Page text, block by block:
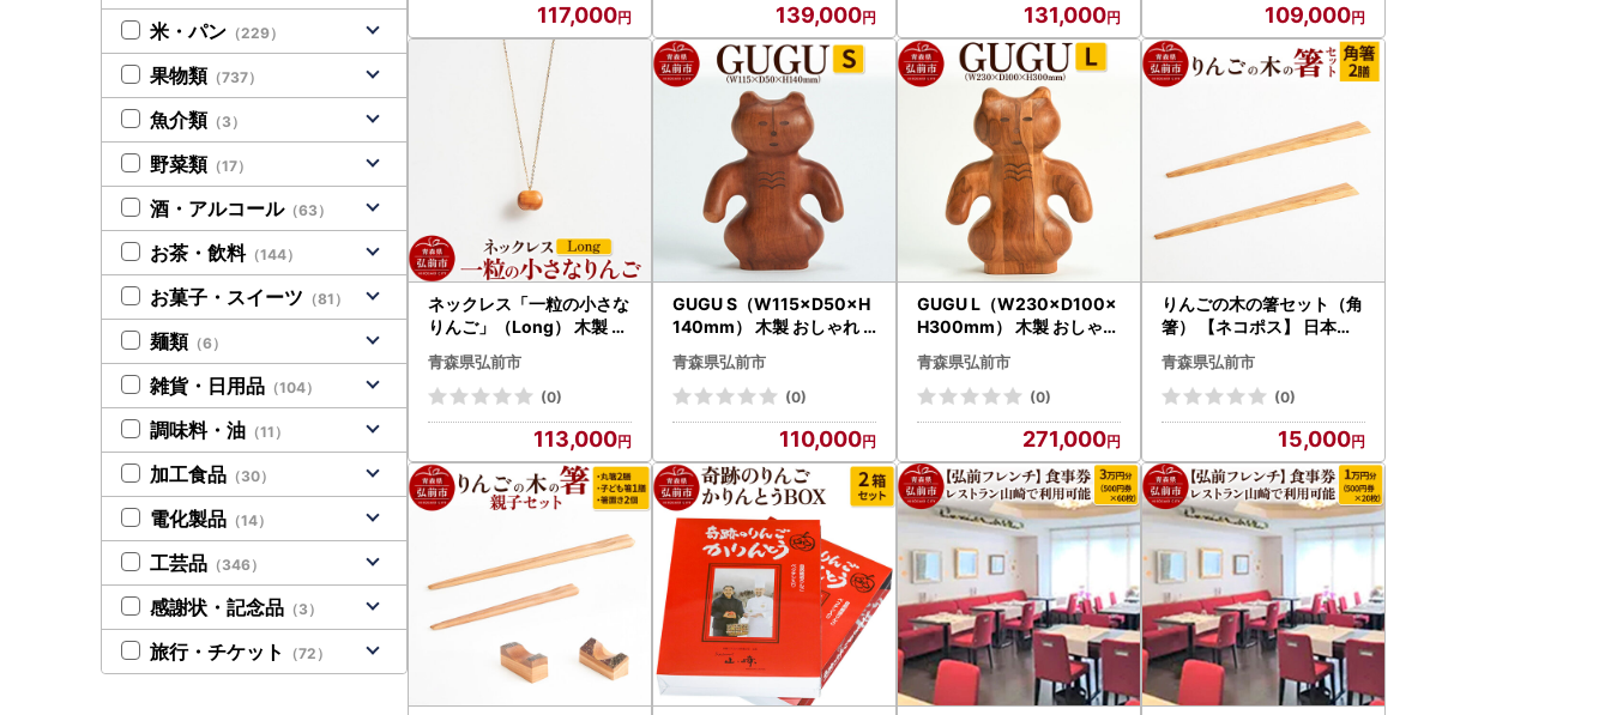
117,000 139,000 131,000 109,000
ネックレス「一粒の小さな
りんご」（Long） 木製 お
しゃれ かわいい 日本製 ア
ップル 林檎 モチーフ アク
セサリ
青森県弘前市
(0)
113,000
GUGU S（W115×D50×H
140mm） 木製 おしゃれ
かわいい インテリア 置物
オブジェ 日本製
青森県弘前市
(0)
110,000
GUGU L（W230×D100×
H300mm） 木製 おしゃれ
かわいい インテリア 置物
オブジェ 日本製
青森県弘前市
(0)
271,000
りんごの木の箸セット（角
箸） 【ネコポス】 日本製
おしゃれ
青森県弘前市
(0)
15,000
米・パン （229）
果物類 （737）
魚介類 （3）
野菜類 （17）
酒・アルコール（63）
お茶・飲料（144）
お菓子・スイーツ （81）
麺類 （6）
雑貨・日用品 （104）
調味料・油 （11）
加工食品 （30）
電化製品 （14）
工芸品 （346）
感謝状・記念品 （3）
旅行・チケット （72）